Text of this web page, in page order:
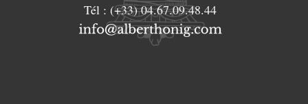
Tél : (+33) 04.67.09.48.44